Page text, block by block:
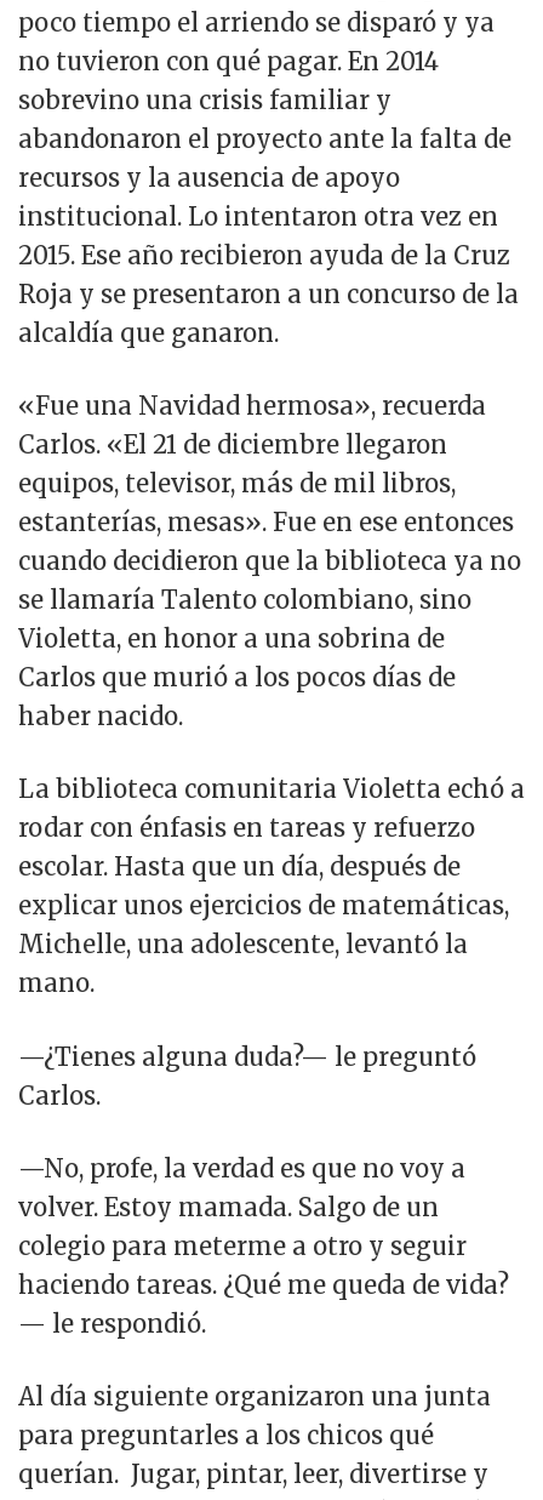
poco tiempo el arriendo se disparó y ya
no tuvieron con qué pagar. En 2014
sobrevino una crisis familiar y
abandonaron el proyecto ante la falta de
recursos y la ausencia de apoyo
institucional. Lo intentaron otra vez en
2015. Ese año recibieron ayuda de la Cruz
Roja y se presentaron a un concurso de la
alcaldía que ganaron.
«Fue una Navidad hermosa», recuerda
Carlos. «El 21 de diciembre llegaron
equipos, televisor, más de mil libros,
estanterías, mesas». Fue en ese entonces
cuando decidieron que la biblioteca ya no
se llamaría Talento colombiano, sino
Violetta, en honor a una sobrina de
Carlos que murió a los pocos días de
haber nacido.
La biblioteca comunitaria Violetta echó a
rodar con énfasis en tareas y refuerzo
escolar. Hasta que un día, después de
explicar unos ejercicios de matemáticas,
Michelle, una adolescente, levantó la
mano.
—¿Tienes alguna duda?— le preguntó
Carlos.
—No, profe, la verdad es que no voy a
volver. Estoy mamada. Salgo de un
colegio para meterme a otro y seguir
haciendo tareas. ¿Qué me queda de vida?
— le respondió.
Al día siguiente organizaron una junta
para preguntarles a los chicos qué
querían. Jugar, pintar, leer, divertirse y